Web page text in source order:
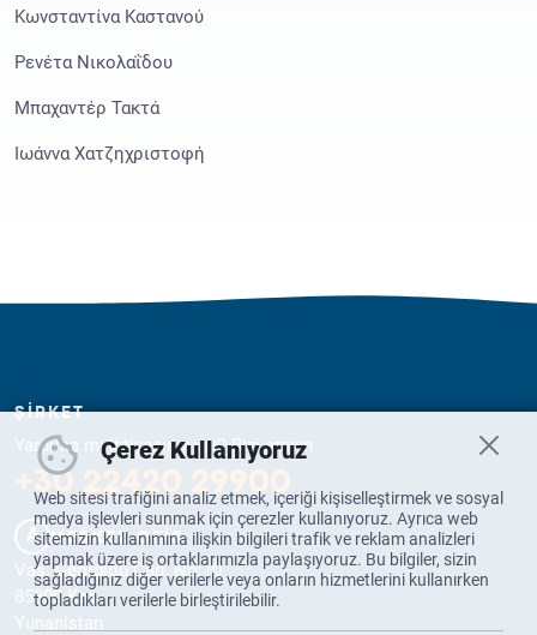
Κωνσταντίνα Καστανού
Ρενέτα Νικολαΐδου
Μπαχαντέρ Τακτά
Ιωάννα Χατζηχριστοφή
ŞİRKET
Yardıma mı ihtiyacınız var? Bizi arayın
+30 22420 29900
A MERKEZ OFİS
Vas. Georgiou Cad. No:10
85300 Kos
Yunanistan
Çerez Kullanıyoruz
Web sitesi trafiğini analiz etmek, içeriği kişiselleştirmek ve sosyal
medya işlevleri sunmak için çerezler kullanıyoruz. Ayrıca web
sitemizin kullanımına ilişkin bilgileri trafik ve reklam analizleri
yapmak üzere iş ortaklarımızla paylaşıyoruz. Bu bilgiler, sizin
sağladığınız diğer verilerle veya onların hizmetlerini kullanırken
topladıkları verilerle birleştirilebilir.